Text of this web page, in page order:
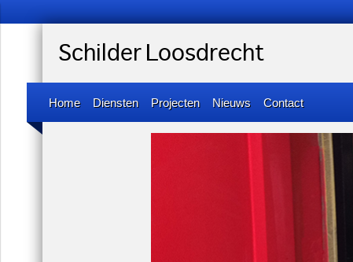
Schilder Loosdrecht
Home Diensten Projecten Nieuws Contact